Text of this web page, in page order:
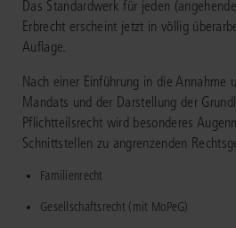
Das Standardwerk für jeden
Erbrecht erscheint jetzt in völlig
Auflage.
Nach einer Einführung in die Annahme
Mandats und der Darstellung der
Pflichtteilsrecht wird besonderes
Schnittstellen zu angrenzenden
Familienrecht
Gesellschaftsrecht (mit MoPeG)